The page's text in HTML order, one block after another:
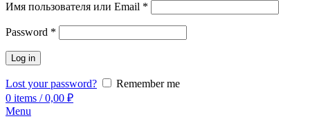
Имя пользователя или Email *
Password *
Log in
Lost your password?
Remember me
0 items / 0,00 ₽
Menu